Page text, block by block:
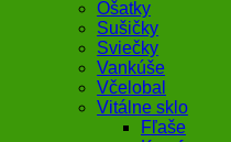
Ošatky
Sušičky
Sviečky
Vankúše
Včelobal
Vitálne sklo
Fľaše